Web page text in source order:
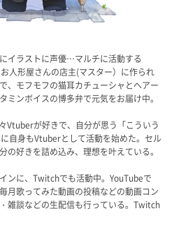
イラストに声優…マルチに活動する
人形屋さんの店主(マスター）に作られ
、モフモフの猫耳カチューシャとヘアー
ミンボイスの博多弁で元気をお届け中。
Vtuberが好きで、自分が思う「こういう
自身もVtuberとして活動を始めた。セル
の好きを詰め込み、理想を叶えている。
ンに、Twitchでも活動中。YouTubeで
月歌ってみた動画の投稿などの動画コン
雑談などの生配信も行っている。Twitch